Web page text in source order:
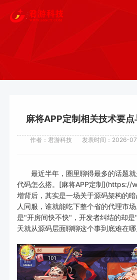
麻将APP定制相关技术要
作者：君游科技 发表时间：2026-
最近半年，圈里聊得最多的话题
代码怎么搭。[麻将APP定制](https://
增背后，其实是一场关于源码架构的
人同服，谁就能吃下整个省的代理市
是"开房间快不快"，开发者纠结的却
天就从源码层面聊聊这个事到底难在哪